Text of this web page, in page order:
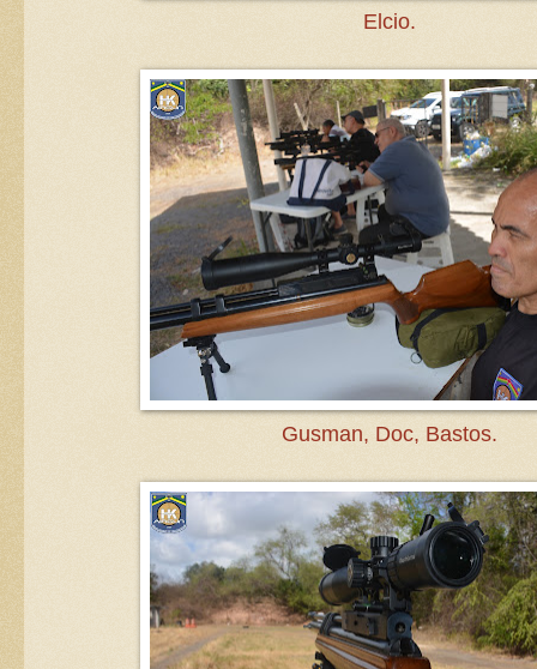
Elcio.
Gusman, Doc, Bastos.